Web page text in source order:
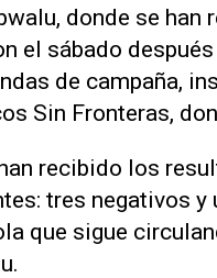
donde se han
el sábado
de campaña,
Sin Fronteras,
recibido los
tres negativos
que sigue